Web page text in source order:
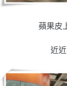
蘋果皮
近